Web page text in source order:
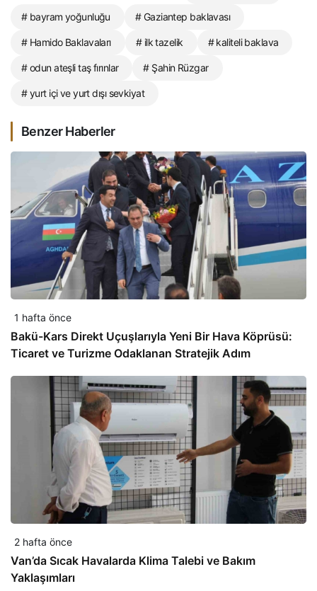
# bayram yoğunluğu # Gaziantep baklavası
# Hamido Baklavaları # ilk tazelik # kaliteli baklava
# odun ateşli taş fırınlar # Şahin Rüzgar
# yurt içi ve yurt dışı sevkiyat
Benzer Haberler
1 hafta önce
Bakü-Kars Direkt Uçuşlarıyla Yeni Bir Hava Köprüsü:
Ticaret ve Turizme Odaklanan Stratejik Adım
2 hafta önce
Van’da Sıcak Havalarda Klima Talebi ve Bakım
Yaklaşımları